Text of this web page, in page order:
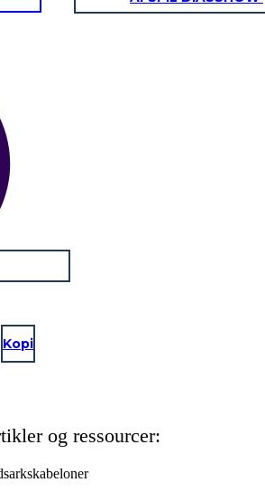
Kopi
og ressourcer: